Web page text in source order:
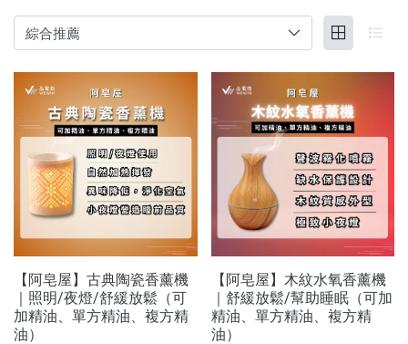
服務/政策
【阿皂屋】古典陶瓷香薰機
｜照明/夜燈/舒緩放鬆（可
加精油、單方精油、複方精
油）
【阿皂屋】木紋水氧香薰機
｜舒緩放鬆/幫助睡眠（可加
精油、單方精油、複方精
油）